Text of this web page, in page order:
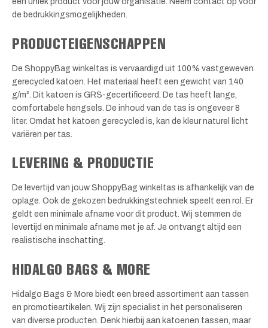
de bedrukkingsmogelijkheden.
PRODUCTEIGENSCHAPPEN
De ShoppyBag winkeltas is vervaardigd uit 100% vastgeweven
gerecycled katoen. Het materiaal heeft een gewicht van 140
g/m². Dit katoen is GRS-gecertificeerd. De tas heeft lange,
comfortabele hengsels. De inhoud van de tas is ongeveer 8
liter. Omdat het katoen gerecycled is, kan de kleur naturel licht
variëren per tas.
LEVERING & PRODUCTIE
De levertijd van jouw ShoppyBag winkeltas is afhankelijk van de
oplage. Ook de gekozen bedrukkingstechniek speelt een rol. Er
geldt een minimale afname voor dit product. Wij stemmen de
levertijd en minimale afname met je af. Je ontvangt altijd een
realistische inschatting.
HIDALGO BAGS & MORE
Hidalgo Bags & More biedt een breed assortiment aan tassen
en promotieartikelen. Wij zijn specialist in het personaliseren
van diverse producten. Denk hierbij aan katoenen tassen, maar